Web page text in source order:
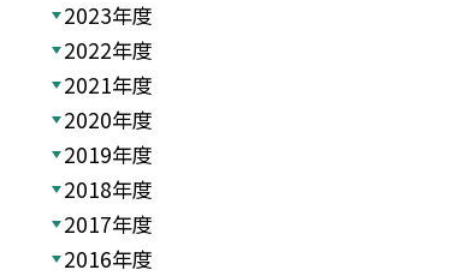
2023年度
2022年度
2021年度
2020年度
2019年度
2018年度
2017年度
2016年度